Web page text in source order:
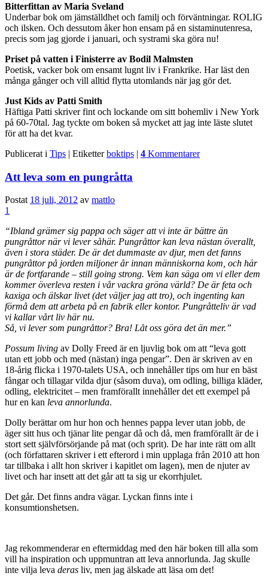
Bitterfittan av Maria Sveland
Underbar bok om jämställdhet och familj och förväntningar. ROLIG
och ilsken. Och dessutom åker hon ensam på en sistaminutenresa,
precis som jag gjorde i januari, och systrami ska göra nu!
Priset på vatten i Finisterre av Bodil Malmsten
Poetisk, vacker bok om ensamt lugnt liv i Frankrike. Har läst den
många gånger och vill alltid flytta utomlands när jag gör det.
Just Kids av Patti Smith
Häftiga Patti skriver fint och lockande om sitt bohemliv i New York
på 60-70tal. Jag tyckte om boken så mycket att jag inte läste slutet
för att ha det kvar.
Publicerat i Tips | Etiketter boktips | 4 Kommentarer
Att leva som en pungråtta
Postat 18 juli, 2012 av mattlo
1
“Ibland grämer sig pappa och säger att vi inte är bättre än
pungråttor när vi lever såhär. Pungråttor kan leva nästan överallt,
även i stora städer. De är det dummaste av djur, men det fanns
pungråttor på jorden miljoner år innan människorna kom, och här
är de fortfarande – still going strong. Vem kan säga om vi eller dem
kommer överleva resten i vår vackra gröna värld? De är feta och
kaxiga och älskar livet (det väljer jag att tro), och ingenting kan
förmå dem att arbeta på en fabrik eller kontor. Pungråtteliv är vad
vi kallar vårt liv här nu.
Så, vi lever som pungråttor? Bra! Låt oss göra det än mer.”
Possum living av Dolly Freed är en ljuvlig bok om att “leva gott
utan ett jobb och med (nästan) inga pengar”. Den är skriven av en
18-årig flicka i 1970-talets USA, och innehåller tips om hur en bäst
fångar och tillagar vilda djur (såsom duva), om odling, billiga kläder,
odling, elektricitet – men framförallt innehåller det ett exempel på
hur en kan leva annorlunda.
Dolly berättar om hur hon och hennes pappa lever utan jobb, de
äger sitt hus och tjänar lite pengar då och då, men framförallt är de i
stort sett självförsörjande på mat (och sprit). De har inte rätt om allt
(och författaren skriver i ett efterord i min upplaga från 2010 att hon
tar tillbaka i allt hon skriver i kapitlet om lagen), men de njuter av
livet och har insett att det går att ta sig ur ekorrhjulet.
Det går. Det finns andra vägar. Lyckan finns inte i
konsumtionshetsen.
Jag rekommenderar en eftermiddag med den här boken till alla som
vill ha inspiration och uppmuntran att leva annorlunda. Jag skulle
inte vilja leva deras liv, men jag älskade att läsa om det!